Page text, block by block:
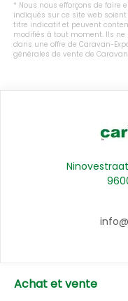
Nous nous efforçons de faire
indiqués sur ce site web
titre indicatif et peuvent
modifiés à tout moment. Ils
dans une offre de Caravan-
générales de vente de
Achat et vente